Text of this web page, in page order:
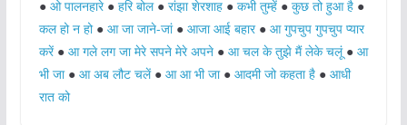
● ओ पालनहारे● हरि बोल● रांझा शेरशाह● कभी तुम्हें● कुछ तो हुआ है●
कल हो न हो● आ जा जाने-जां● आजा आई बहार● आ गुपचुप गुपचुप प्यार
करें● आ गले लग जा मेरे सपने मेरे अपने● आ चल के तुझे मैं लेके चलूं● आ
भी जा● आ अब लौट चलें● आ आ भी जा● आदमी जो कहता है● आधी
रात को